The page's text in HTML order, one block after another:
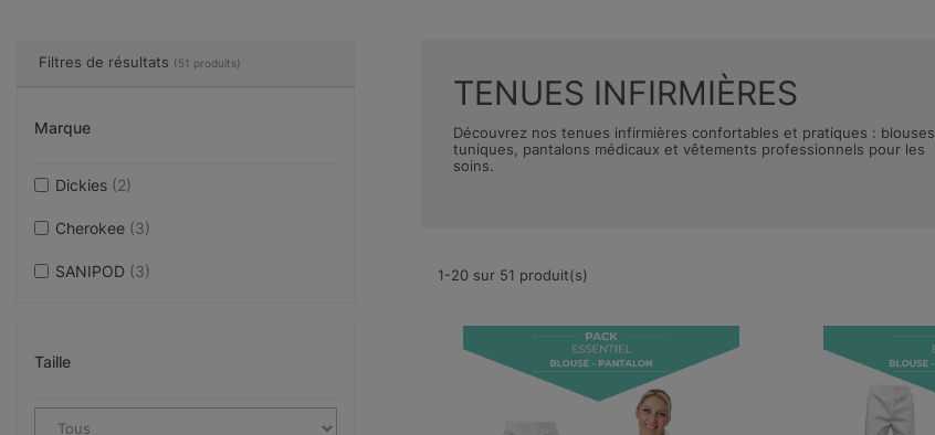
Filtres de résultats (51 produits)
Marque
Dickies (2)
Cherokee (3)
SANIPOD (3)
Taille
TENUES INFIRMIÈRES
Découvrez nos tenues infirmières confortables et pratiques : blouses,
tuniques, pantalons médicaux et vêtements professionnels pour les
soins.
1-20 sur 51 produit(s)